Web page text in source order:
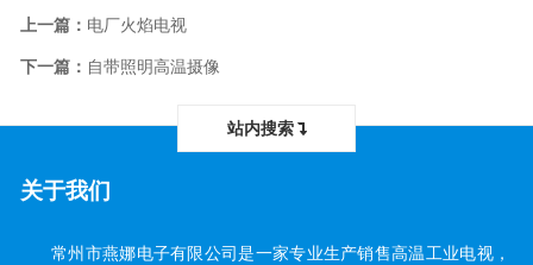
上一篇： 电厂火焰电视
下一篇： 自带照明高温摄像
站内搜索
关于我们
常州市燕娜电子有限公司是一家专业生产销售高温工业电视，